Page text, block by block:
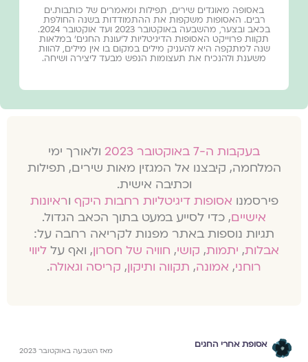
באסופה מאוגדים שירים, תפילות ומאמרים של כותבות.ים
רבים. האסופות משקפות את ההתמודדות בשנה החולפת
בכאב ובצער, מהשבעה באוקטובר 2023 ועד אוקטובר 2024.
תקוות פרוייקט האסופות הדיגיטליות ל׳עונת החגים׳ במלאות
שנה למתקפה היא להעניק מילים במקום בו אין מילים, להוות
משענת ולהנכיח את תעצומות הנפש מבעד ליצירה ושיחה.
בעקבות ה-7 באוקטובר 2023
ולאורך ימי
המלחמה, קיבצנו אל המגזין מאות שירים, תפילות
וכתיבה אישית.
פירסמנו אסופות דיגיטליות רחבות היקףוראיונות
אישיים, כדי לסייע במעט בתוך הכאב הגדול.
תגיות נוספות באתר מפנות לקריאה רחבה על:
אבלות, יתמות, קושי, חוויה של חסרון, ואף על ליווי
רוחני, אמונה, תקווה ותיקון, קריסה וגאולה.
אסופת אחרי החגים
מאז השבעה באוקטובר 2023